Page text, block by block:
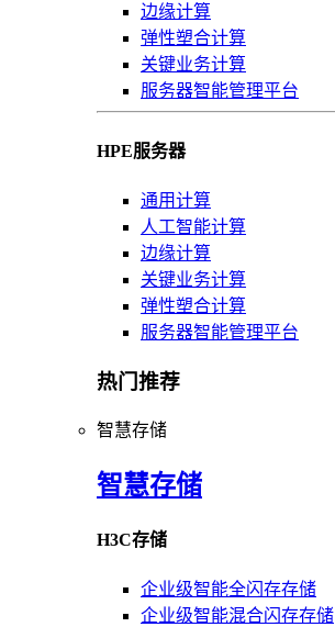
边缘计算
弹性塑合计算
关键业务计算
服务器智能管理平台
HPE服务器
通用计算
人工智能计算
边缘计算
关键业务计算
弹性塑合计算
服务器智能管理平台
热门推荐
智慧存储
智慧存储
H3C存储
企业级智能全闪存存储
企业级智能混合闪存存储